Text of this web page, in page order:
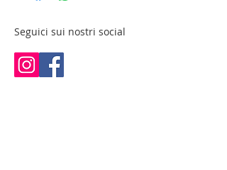
Seguici sui nostri social